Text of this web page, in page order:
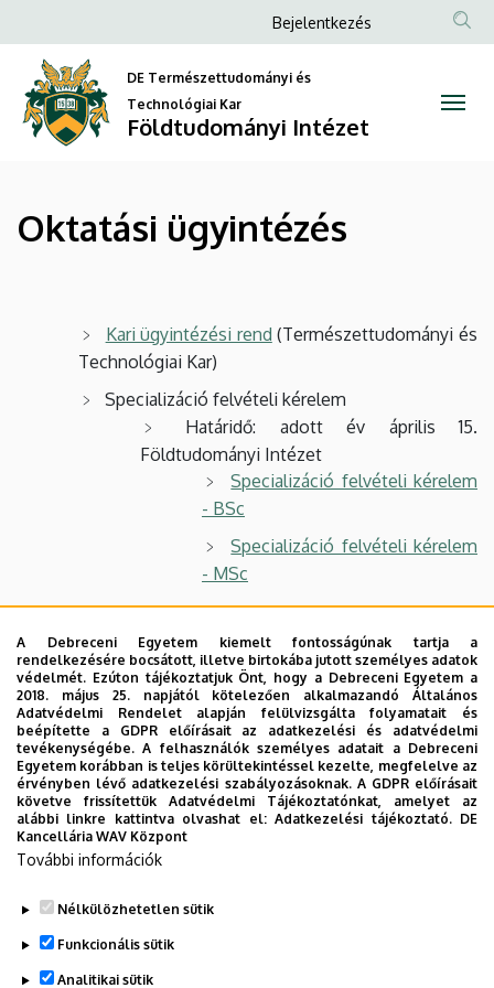
ügyintézés
Földtudományi
Intézet
a
tartalomra
Anonim
fiók
menüje
Bejelentkezés
DE Természettudományi és
Technológiai Kar
Földtudományi Intézet
Oktatási ügyintézés
Kari ügyintézési rend (Természettudományi és
Technológiai Kar)
Specializáció felvételi kérelem
Határidő: adott év április 15.
Földtudományi Intézet
Specializáció felvételi kérelem
- BSc
Specializáció felvételi kérelem
- MSc
Specializáció változtatási kérelem
- BSc és
MSc
Kérelem 2. specializáció/ szakirány / modul
felvételéhez
Tárgyfelvételi kérelem
Utólagos tárgyfelvételi kérelem
Általános kérelem
Legutóbbi frissítés: 2023. 06. 19. 08:26
A Debreceni Egyetem kiemelt fontosságúnak tartja a
rendelkezésére bocsátott, illetve birtokába jutott személyes adatok
védelmét. Ezúton tájékoztatjuk Önt, hogy a Debreceni Egyetem a
2018. május 25. napjától kötelezően alkalmazandó Általános
Adatvédelmi Rendelet alapján felülvizsgálta folyamatait és
beépítette a GDPR előírásait az adatkezelési és adatvédelmi
tevékenységébe. A felhasználók személyes adatait a Debreceni
Egyetem korábban is teljes körültekintéssel kezelte, megfelelve az
érvényben lévő adatkezelési szabályozásoknak. A GDPR előírásait
követve frissítettük Adatvédelmi Tájékoztatónkat, amelyet az
alábbi linkre kattintva olvashat el:Adatkezelési tájékoztató. DE
Kancellária WAV Központ
További információk
Nélkülözhetetlen sütik
Funkcionális sütik
Analitikai sütik